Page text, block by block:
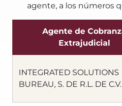
agente, a los números
Agente de
Extrajudicial
INTEGRATED SOLUTIONS
BUREAU, S. DE R.L. DE C.V.